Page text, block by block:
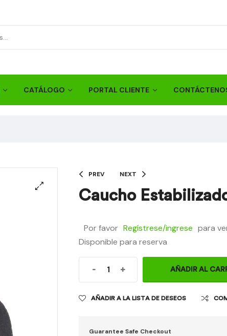
CATÁLOGO PORTAL CLIENTE
PREV NEXT
Caucho
Por favor Regístrese/ingrese para
Disponible para reserva
- + AÑADIR AL
AÑADIR A LA LISTA DE DESEOS
Guarantee Safe Checkout